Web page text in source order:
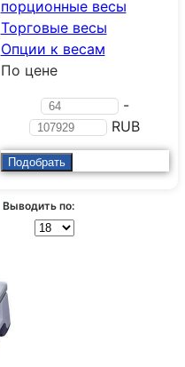
порционные весы
Торговые весы
Опции к весам
По цене
-
RUB
Выводить по: